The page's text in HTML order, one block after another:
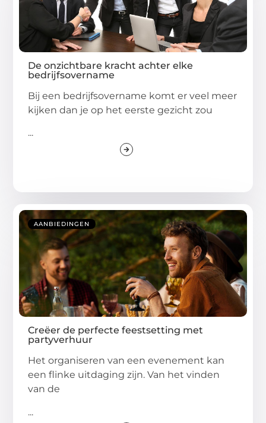
De onzichtbare kracht achter elke
bedrijfsovername
Bij een bedrijfsovername komt er veel meer
kijken dan je op het eerste gezicht zou
...
AANBIEDINGEN
Creëer de perfecte feestsetting met
partyverhuur
Het organiseren van een evenement kan
een flinke uitdaging zijn. Van het vinden
van de
...